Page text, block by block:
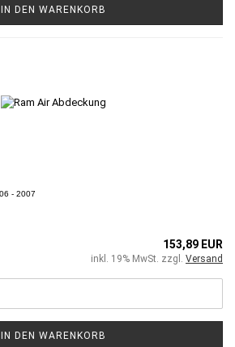
IN DEN WARENKORB
- 2007
153,89 EUR
inkl. 19% MwSt. zzgl. Versand
IN DEN WARENKORB